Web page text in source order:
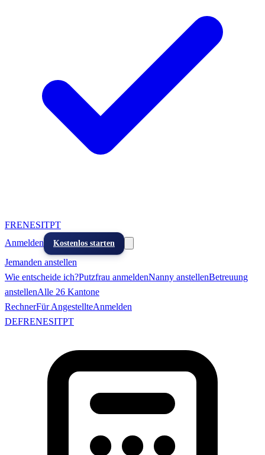
FRENESITPT
Anmelden
Kostenlos starten
Jemanden anstellen
Wie entscheide ich?Putzfrau anmeldenNanny anstellenBetreuung
anstellenAlle 26 Kantone
RechnerFür AngestellteAnmelden
DEFRENESITPT